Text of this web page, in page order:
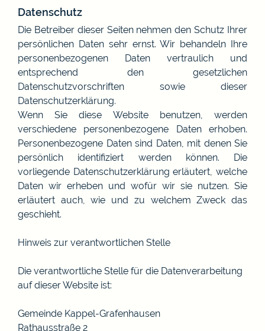
Datenschutz
Die Betreiber dieser Seiten nehmen den Schutz Ihrer
persönlichen Daten sehr ernst. Wir behandeln Ihre
personenbezogenen Daten vertraulich und
entsprechend den gesetzlichen
Datenschutzvorschriften sowie dieser
Datenschutzerklärung.
Wenn Sie diese Website benutzen, werden
verschiedene personenbezogene Daten erhoben.
Personenbezogene Daten sind Daten, mit denen Sie
persönlich identifiziert werden können. Die
vorliegende Datenschutzerklärung erläutert, welche
Daten wir erheben und wofür wir sie nutzen. Sie
erläutert auch, wie und zu welchem Zweck das
geschieht.
Hinweis zur verantwortlichen Stelle
Die verantwortliche Stelle für die Datenverarbeitung
auf dieser Website ist:
Gemeinde Kappel-Grafenhausen
Rathausstraße 2